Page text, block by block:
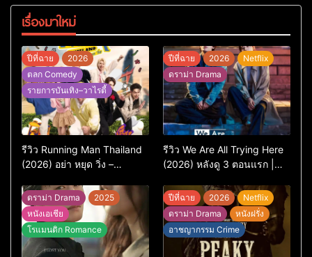
เรื่องมาใหม่
ปีที่ฉาย
2026
ตลก Comedy
รายการบันเทิง–วาไรตี้
รีวิว Running Man Thailand
(2026) อย่า หยุด วิ่ง –
ต้นฉบับเกาหลี
ปีที่ฉาย 2026
Netflix
ดราม่า Drama
รีวิว We Are All Trying Here
(2026) หลังดู 3 ตอนแรก |
แต่ยังไปไม่ถึงไหน
ดราม่า Drama
2025
หนังเอเชีย
โรแมนติก Romance
ปีที่ฉาย 2026
Netflix
ดราม่า Drama
หนังฝรั่ง
อาชญากรรม Crime